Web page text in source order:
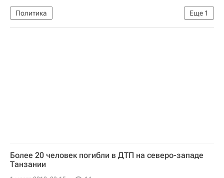
Еще 1
Политика
Трехдневный визит Дмитрия Медведева во Францию
Более 20 человек погибли в ДТП на северо-западе
Танзании